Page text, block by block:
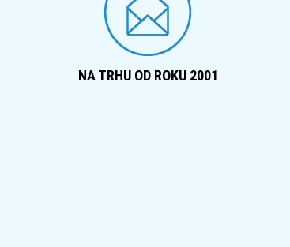
NA TRHU OD ROKU 2001